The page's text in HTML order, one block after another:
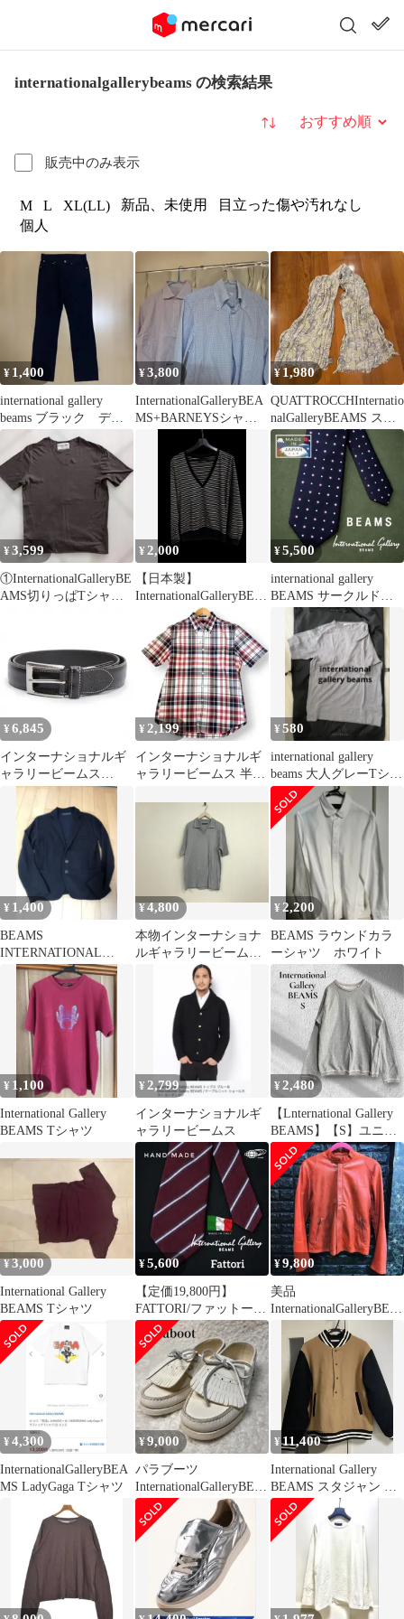
internationalgallerybeams の検索結果
販売中のみ表示
並び替え
M L XL(LL) 新品、未使用
目立った傷や汚れなし
個人
¥ 1,400
international gallery
beams ブラック デニ
ムパンツ
¥3,800
InternationalGalleryBEA
MS+BARNEYSシャツ2
¥1,980
QUATTROCCHInternatio
nalGalleryBEAMS スト
ール
¥3,599
①InternationalGalleryBE
AMS切りっぱTシャツ
¥ 2,000
【日本製】
InternationalGalleryBEA
MS ボーターカットソ
¥5,500
international gallery
BEAMS サークルドッ
ト（5517
¥ 6,845
インターナショナルギ
ャラリービームス
InternationalGalleryBEA
MS レザーベルト 黒
¥ 2,199
インターナショナルギ
ャラリービームス 半袖
¥580
international gallery
beams 大人グレーTシャ
ツ M
¥ 1,400
BEAMS
INTERNATIONAL
GALLERY
¥4,800
本物インターナショナ
ルギャラリービームス
InternationalGalleryBEA
MSコットンキーネック
半袖ポロシャツメンズ
サーフアメカジミリタ
リーワークストリート
スケータービジネスス
ーツドレスゴルフスポ
ーツグレー日本製XL
¥ 2,200
BEAMS ラウンドカラ
ーシャツ ホワイト
¥ 1,100
International Gallery
BEAMS Tシャツ
¥ 2,799
インターナショナルギ
ャラリービームス
¥2,480
【Lnternational Gallery
BEAMS】【S】ユニセ
ックスラフ
¥3,000
International Gallery
BEAMS Tシャツ
¥5,600
【定価19,800円】
FATTORI/ファットーリ
× BEAMS別注（2281）
¥9,800
美品
InternationalGalleryBEA
MS赤系レザージャケッ
¥4,300
InternationalGalleryBEA
MS LadyGaga Tシャツ
¥9,000
パラブーツ
InternationalGalleryBEA
MS別注デッキシューズ
¥11,400
International Gallery
BEAMS スタジャン M
サイズ